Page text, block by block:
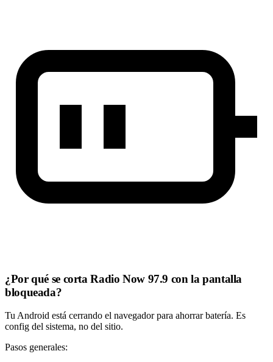
¿Por qué se corta Radio Now 97.9 con la pantalla
bloqueada?
Tu Android está cerrando el navegador para ahorrar batería. Es
config del sistema, no del sitio.
Pasos generales: